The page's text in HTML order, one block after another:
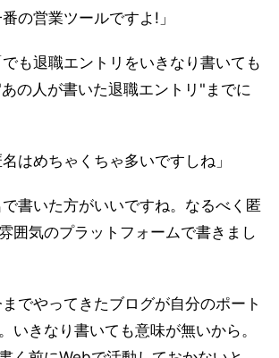
の営業ツールですよ!」
も退職エントリをいきなり書いても
の人が書いた退職エントリ"までに
はめちゃくちゃ多いですしね」
書いた方がいいですね。なるべく匿
囲気のプラットフォームで書きまし
でやってきたブログが自分のポート
いきなり書いても意味が無いから。